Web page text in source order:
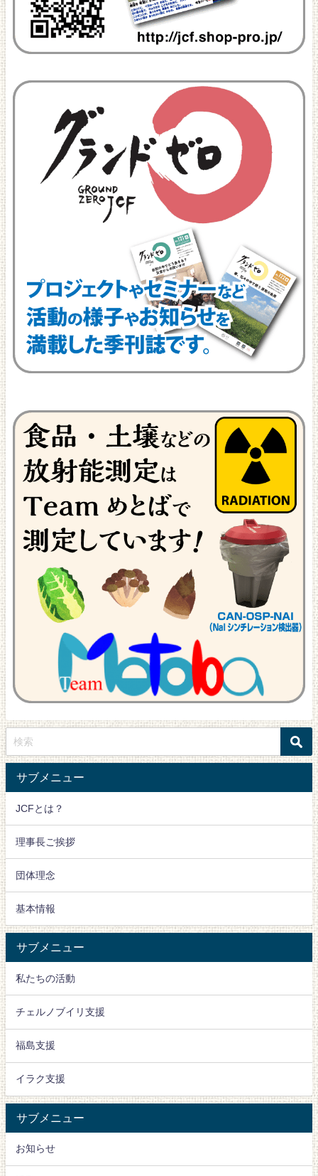
サブメニュー
JCFとは？
理事長ご挨拶
団体理念
基本情報
サブメニュー
私たちの活動
チェルノブイリ支援
福島支援
イラク支援
サブメニュー
お知らせ